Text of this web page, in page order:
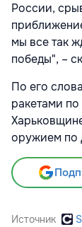
России,
мы все так
победы", –
По его
ракетами
оружием по
Источник